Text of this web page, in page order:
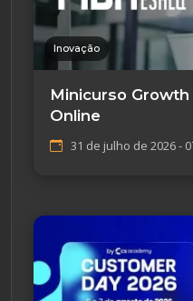
Inovação
Minicurso
Online
31 de julho de 2026 -